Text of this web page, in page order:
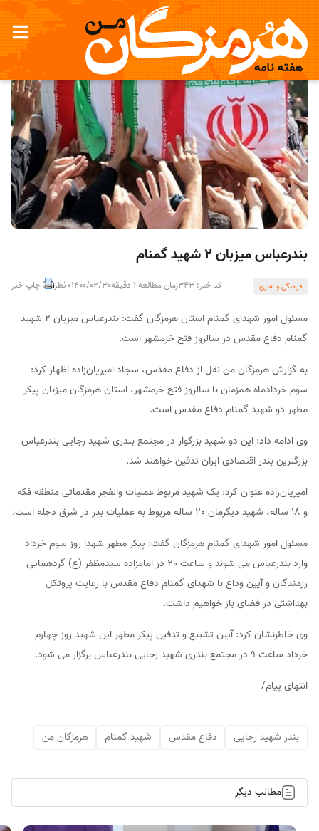
بندرعباس میزبان 2 شهید گمنام
فرهنگی و هنری کد خبر: 343 زمان مطالعه 1 دقیقه 1400/02/300 نظر چاپ خبر
مسئول امور شهدای گمنام استان هرمزگان گفت: بندرعباس میزبان 2 شهید
گمنام دفاع مقدس در سالروز فتح خرمشهر است.
به گزارش هرمزگان من نقل از دفاع مقدس، سجاد امیریان‌زاده اظهار کرد:
سوم خردادماه همزمان با سالروز فتح خرمشهر، استان هرمزگان میزبان پیکر
مطهر دو شهید گمنام دفاع مقدس است.
وی ادامه داد: این دو شهید بزرگوار در مجتمع بندری شهید رجایی بندرعباس
بزرگترین بندر اقتصادی ایران تدفین خواهند شد.
امیریان‌زاده عنوان کرد: یک شهید مربوط عملیات والفجر مقدماتی منطقه فکه
و 18 ساله، شهید دیگرمان 20 ساله مربوط به عملیات بدر در شرق دجله است.
مسئول امور شهدای گمنام هرمزگان گفت: پیکر مطهر شهدا روز سوم خرداد
وارد بندرعباس می شوند و ساعت 20 در امامزاده سیدمظفر (ع) گردهمایی
رزمندگان و آیین وداع با شهدای گمنام دفاع مقدس با رعایت پروتکل
بهداشتی در فضای باز خواهیم داشت.
وی خاطرنشان کرد: آیین تشییع و تدفین پیکر مطهر این شهید روز چهارم
خرداد ساعت 9 در مجتمع بندری شهید رجایی بندرعباس برگزار می شود.
انتهای پیام/
بندر شهید رجایی دفاع مقدس شهید گمنام هرمزگان من
مطالب دیگر